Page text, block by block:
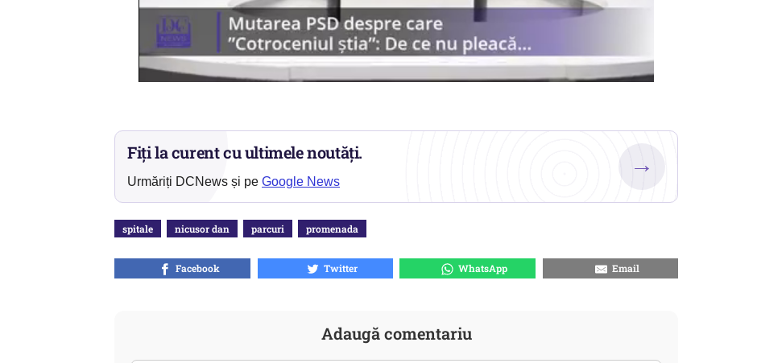
Fiți la curent cu ultimele noutăți.
Urmăriți DCNews și pe Google News
→
spitale nicusor dan parcuri promenada
Facebook Twitter WhatsApp Email
Adaugă comentariu